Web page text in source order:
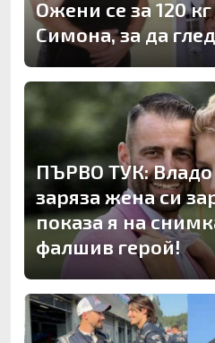
Ожени се за 120
Симона, за да
ПЪРВО ТУК:
заряза жена си
показа я на
фалшив герой!